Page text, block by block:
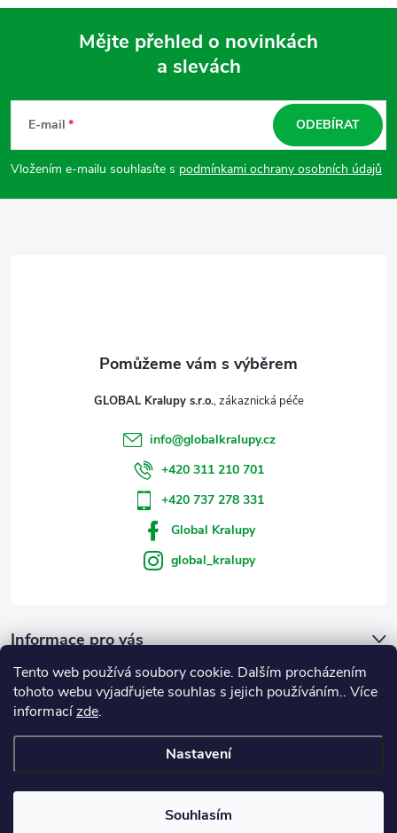
Tento web používá soubory cookie. Dalším procházením
tohoto webu vyjadřujete souhlas s jejich používáním.. Více
informacízde.
Nastavení
Souhlasím
p
a
Mějte přehled o novinkách
a slevách
E-mail
Vložením e-mailu souhlasíte s podmínkami ochrany osobních údajů
ODEBÍRAT
Informace pro vás
GLOBAL Kralupy s.r.o.
info@globalkralupy.cz
+420 311 210 701
+420 737 278 331
Global Kralupy
global_kralupy
Přijímáme online platby